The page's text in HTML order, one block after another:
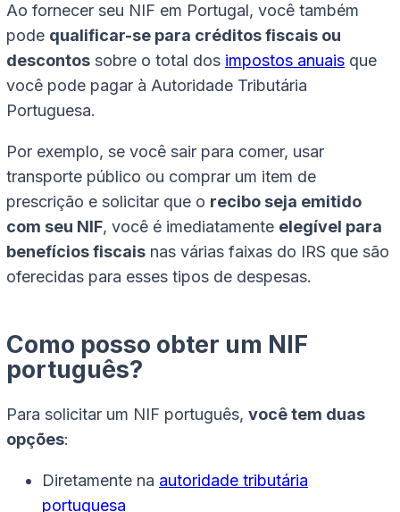
Ao fornecer seu NIF em Portugal, você também
pode qualificar-se para créditos fiscais ou
descontos sobre o total dos impostos anuais que
você pode pagar à Autoridade Tributária
Portuguesa.
Por exemplo, se você sair para comer, usar
transporte público ou comprar um item de
prescrição e solicitar que o recibo seja emitido
com seu NIF, você é imediatamente elegível para
benefícios fiscais nas várias faixas do IRS que são
oferecidas para esses tipos de despesas.
Como posso obter um NIF
português?
Para solicitar um NIF português, você tem duas
opções:
Diretamente na autoridade tributária
portuguesa